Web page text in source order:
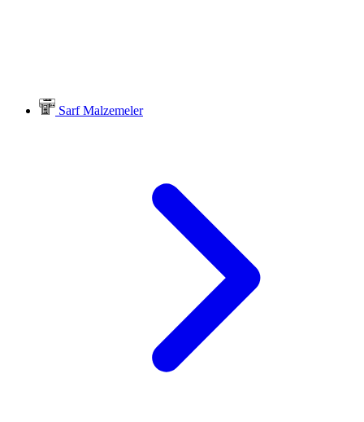
Sarf Malzemeler